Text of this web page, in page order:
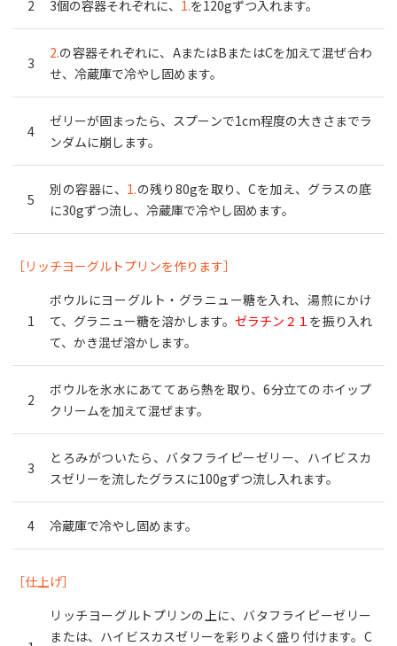
3個の容器それぞれに、 1.を120gずつ入れます。
2.の容器それぞれに、AまたはBまたはCを加えて混ぜ合わ
せ、冷蔵庫で冷やし固めます。
ゼリーが固まったら、スプーンで1cm程度の大きさまでラ
ンダムに崩します。
別の容器に、 1.の残り80gを取り、Cを加え、グラスの底
に30gずつ流し、冷蔵庫で冷やし固めます。
［リッチヨーグルトプリンを作ります］
ボウルにヨーグルト・グラニュー糖を入れ、湯煎にかけ
て、グラニュー糖を溶かします。ゼラチン２１ を振り入れ
て、かき混ぜ溶かします。
ボウルを氷水にあててあら熱を取り、6分立てのホイップ
クリームを加えて混ぜます。
とろみがついたら、バタフライピーゼリー、ハイビスカ
スゼリーを流したグラスに100gずつ流し入れます。
冷蔵庫で冷やし固めます。
［仕上げ］
リッチヨーグルトプリンの上に、バタフライピーゼリー
または、ハイビスカスゼリーを彩りよく盛り付けます。C